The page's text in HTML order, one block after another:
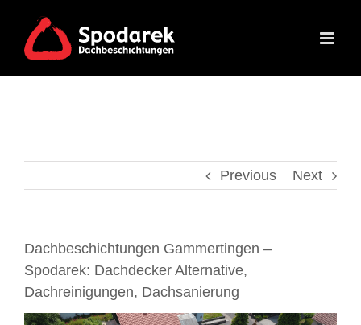
content
Previous Next
Dachbeschichtungen Gammertingen –
Spodarek: Dachdecker Alternative,
Dachreinigungen, Dachsanierung